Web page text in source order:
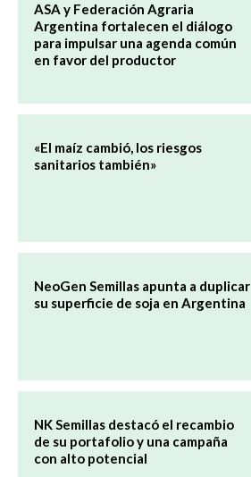
ASA y Federación Agraria
Argentina fortalecen el diálogo
para impulsar una agenda común
en favor del productor
«El maíz cambió, los riesgos
sanitarios también»
NeoGen Semillas apunta a duplicar
su superficie de soja en Argentina
NK Semillas destacó el recambio
de su portafolio y una campaña
con alto potencial